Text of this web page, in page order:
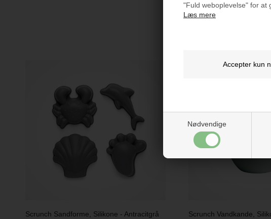
"Fuld weboplevelse" for at
Læs mere
Nødvendige
Scrunch Sandforme, Silikone - Antracitgrå Scrunch Vandkande,